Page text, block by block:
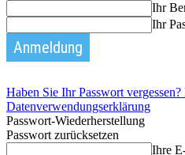
Ihr
Ihr
Haben Sie Ihr Passwort
Datenverwendungserklärung
Passwort-Wiederherstellung
Passwort zurücksetzen
Ihre